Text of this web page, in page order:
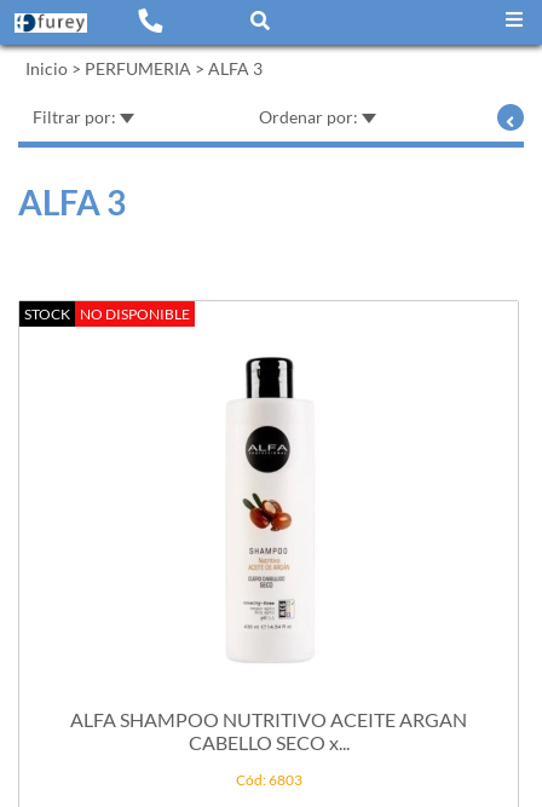
Inicio > PERFUMERIA > ALFA 3
Filtrar por: Ordenar por:
ALFA 3
STOCK NO DISPONIBLE
ALFA SHAMPOO NUTRITIVO ACEITE ARGAN
CABELLO SECO x...
Cód: 6803